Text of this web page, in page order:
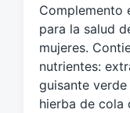
e
t
a
d
o
c
o
Complemento
para la salud
mujeres.
nutrientes:
guisante
hierba de cola